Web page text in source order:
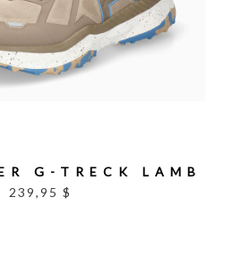
G-TRECK LAMB
239,95 $